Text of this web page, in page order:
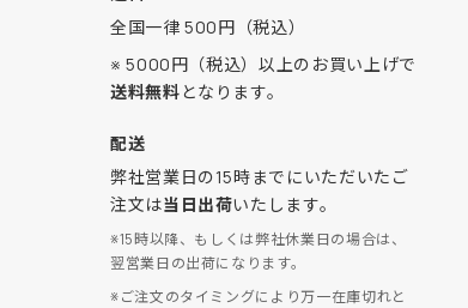
全国一律 500円（税込）
※ 5000円（税込）以上のお買い上げで
送料無料となります。
配送
弊社営業日の15時までにいただいたご
注文は当日出荷いたします。
※15時以降、もしくは弊社休業日の場合は、
翌営業日の出荷になります。
※ご注文のタイミングにより万一在庫切れと